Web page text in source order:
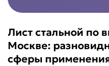
Лист стальной по
Москве:
сферы